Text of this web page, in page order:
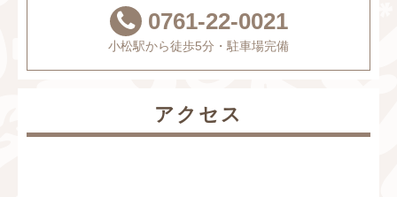
0761-22-0021
小松駅から徒歩5分・駐車場完備
アクセス